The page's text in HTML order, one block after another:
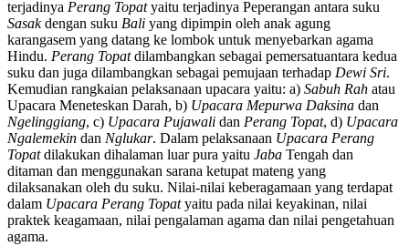
terjadinya Perang Topatyaitu terjadinya Peperangan antara suku
Sasakdengan suku Bali yang dipimpin oleh anak agung
karangasem yang datang ke lombok untuk menyebarkan agama
Hindu. Perang Topatdilambangkan sebagai pemersatuantara kedua
suku dan juga dilambangkan sebagai pemujaan terhadap Dewi Sri.
Kemudian rangkaian pelaksanaan upacara yaitu: a) Sabuh Rah atau
Upacara Meneteskan Darah, b) Upacara Mepurwa Daksina dan
Ngelinggiang, c) Upacara Pujawali dan Perang Topat, d) Upacara
Ngalemekin dan Nglukar. Dalam pelaksanaan Upacara Perang
Topatdilakukan dihalaman luar pura yaitu Jaba Tengah dan
ditaman dan menggunakan sarana ketupat mateng yang
dilaksanakan oleh du suku. Nilai-nilai keberagamaan yang terdapat
dalam Upacara Perang Topatyaitu pada nilai keyakinan, nilai
praktek keagamaan, nilai pengalaman agama dan nilai pengetahuan
agama.